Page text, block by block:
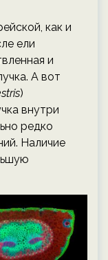
как и
ели
и
А вот
)
внутри
редко
Наличие